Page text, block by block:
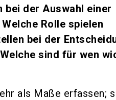
bei der Auswahl einer
Rolle spielen
bei der
sind für wen
als Maße erfassen;